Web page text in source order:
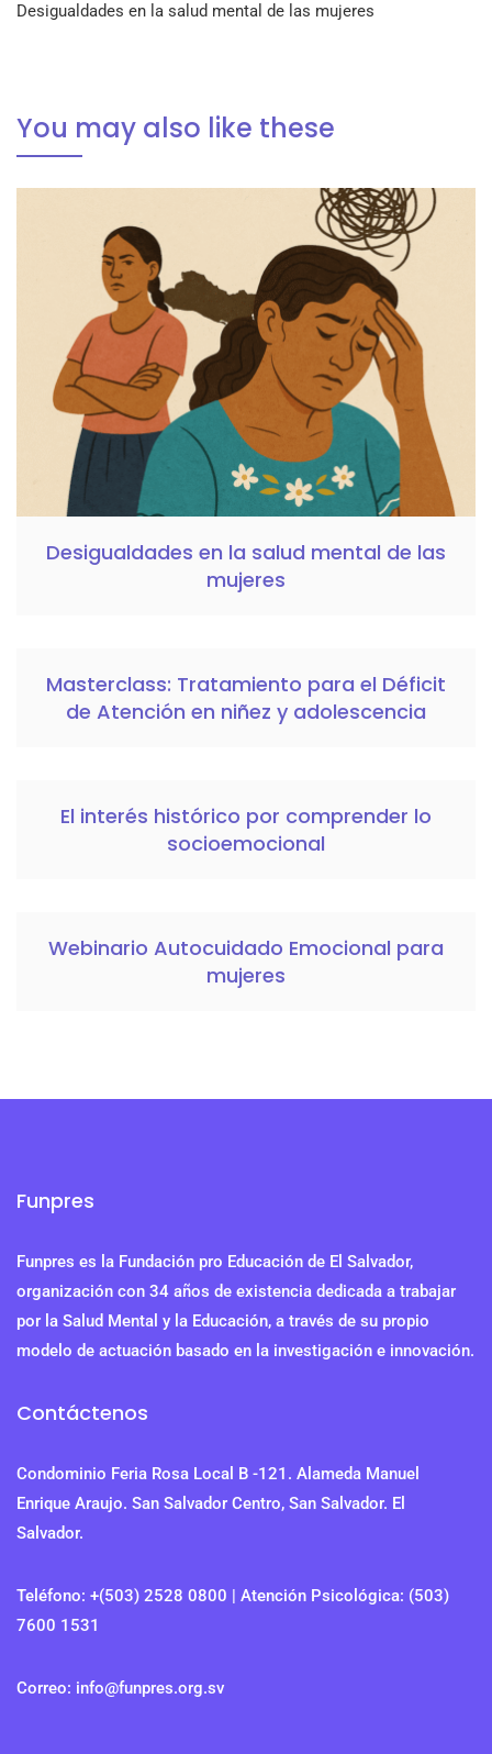
Desigualdades en la salud mental de las mujeres
You may also like these
Desigualdades en la salud mental de las
mujeres
Masterclass: Tratamiento para el Déficit
de Atención en niñez y adolescencia
El interés histórico por comprender lo
socioemocional
Webinario Autocuidado Emocional para
mujeres
Funpres
Funpres es la Fundación pro Educación de El Salvador,
organización con 34 años de existencia dedicada a trabajar
por la Salud Mental y la Educación, a través de su propio
modelo de actuación basado en la investigación e innovación.
Contáctenos
Condominio Feria Rosa Local B -121. Alameda Manuel
Enrique Araujo. San Salvador Centro, San Salvador. El
Salvador.
Teléfono: +(503) 2528 0800 | Atención Psicológica: (503)
7600 1531
Correo: info@funpres.org.sv